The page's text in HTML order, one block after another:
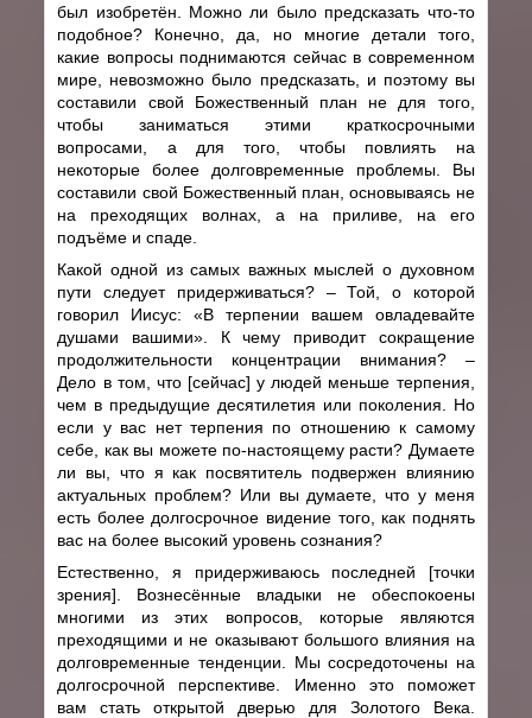
был изобретён. Можно ли было предсказать что-то
подобное? Конечно, да, но многие детали того,
какие вопросы поднимаются сейчас в современном
мире, невозможно было предсказать, и поэтому вы
составили свой Божественный план не для того,
чтобы заниматься этими краткосрочными
вопросами, а для того, чтобы повлиять на
некоторые более долговременные проблемы. Вы
составили свой Божественный план, основываясь не
на преходящих волнах, а на приливе, на его
подъёме и спаде.
Какой одной из самых важных мыслей о духовном
пути следует придерживаться? – Той, о которой
говорил Иисус: «В терпении вашем овладевайте
душами вашими». К чему приводит сокращение
продолжительности концентрации внимания? –
Дело в том, что [сейчас] у людей меньше терпения,
чем в предыдущие десятилетия или поколения. Но
если у вас нет терпения по отношению к самому
себе, как вы можете по-настоящему расти? Думаете
ли вы, что я как посвятитель подвержен влиянию
актуальных проблем? Или вы думаете, что у меня
есть более долгосрочное видение того, как поднять
вас на более высокий уровень сознания?
Естественно, я придерживаюсь последней [точки
зрения]. Вознесённые владыки не обеспокоены
многими из этих вопросов, которые являются
преходящими и не оказывают большого влияния на
долговременные тенденции. Мы сосредоточены на
долгосрочной перспективе. Именно это поможет
вам стать открытой дверью для Золотого Века.